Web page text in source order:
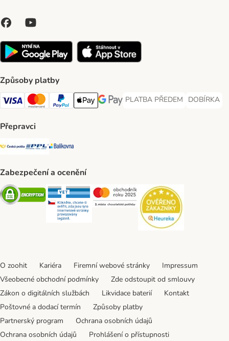
Způsoby platby
Visa Payment Method
Mastercard Payment Method
PayPal Payment Method
Apple pay Payment Method
GooglePay Payment Method
PLATBA PŘEDEM
PLATBA PŘEDEM Payment
DOBÍRKA
DOBÍRKA
Přepravci
Česká pošta Shipping Method
PPL Shipping Method
Balíkovna Shipping Method
Zabezpečení a ocenění
Security Security Security
O zoohit Kariéra Firemní webové stránky
Impressum
Všeobecné obchodní podmínky
Zde odstoupit od smlouvy
Zákon o digitálních službách
Likvidace baterií
Kontakt
Poštovné a dodací termín
Způsoby platby
Partnerský program
Ochrana osobních údajů
Ochrana osobních údajů
Prohlášení o přístupnosti